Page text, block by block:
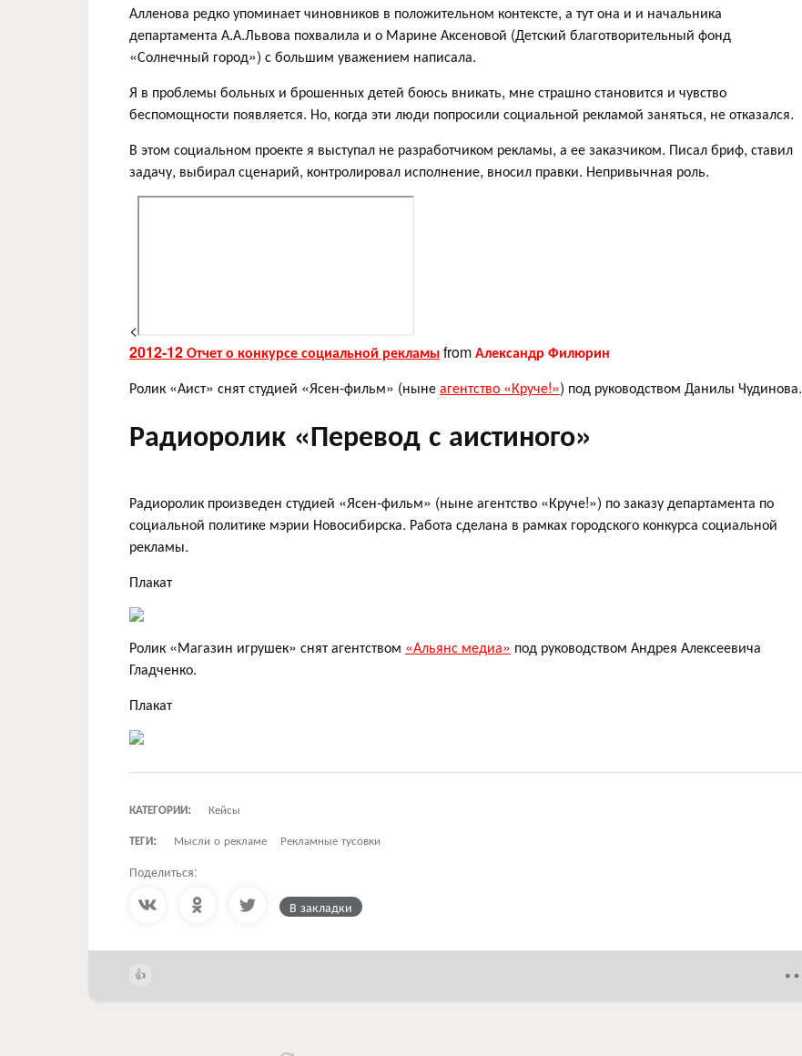
Алленова редко упоминает чиновников в положительном контексте, а тут она и и начальника
департамента А.А.Львова похвалила и о Марине Аксеновой (Детский благотворительный фонд
«Солнечный город») с большим уважением написала.
Я в проблемы больных и брошенных детей боюсь вникать, мне страшно становится и чувство
беспомощности появляется. Но, когда эти люди попросили социальной рекламой заняться, не отказался.
В этом социальном проекте я выступал не разработчиком рекламы, а ее заказчиком. Писал бриф, ставил
задачу, выбирал сценарий, контролировал исполнение, вносил правки. Непривычная роль.
<
2012-12 Отчет о конкурсе социальной рекламыfromАлександр Филюрин
Ролик «Аист» снят студией «Ясен-фильм» (нынеагентство «Круче!») под руководством Данилы Чудинова.
Радиоролик «Перевод с аистиного»
Радиоролик произведен студией «Ясен-фильм» (ныне агентство «Круче!») по заказу департамента по
социальной политике мэрии Новосибирска. Работа сделана в рамках городского конкурса социальной
рекламы.
Плакат
Ролик «Магазин игрушек» снят агентством «Альянс медиа» под руководством Андрея Алексеевича
Гладченко.
Плакат
КАТЕГОРИИ:
Кейсы
ТЕГИ:
Мысли о рекламе Рекламные тусовки
Поделиться:
В закладки